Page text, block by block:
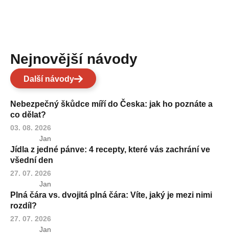
Nejnovější návody
Další návody
Nebezpečný škůdce míří do Česka: jak ho poznáte a
co dělat?
03. 08. 2026
Jan
Jídla z jedné pánve: 4 recepty, které vás zachrání ve
všední den
27. 07. 2026
Jan
Plná čára vs. dvojitá plná čára: Víte, jaký je mezi nimi
rozdíl?
27. 07. 2026
Jan